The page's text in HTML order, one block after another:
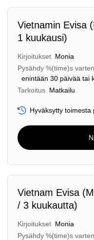
Vietnamin Evisa
1 kuukausi)
Kirjoitukset Monia
Pysähdy %(time)s varten
enintään 30 päivää tai
Tarkoitus Matkailu
Hyväksytty
Vietnam Evisa
/ 3 kuukautta)
Kirjoitukset Monia
Pysähdy %(time)s varten